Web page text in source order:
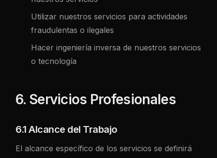
Utilizar nuestros servicios para actividades
fraudulentas o ilegales
Hacer ingeniería inversa de nuestros servicios
o tecnología
6. Servicios Profesionales
6.1 Alcance del Trabajo
El alcance específico de los servicios se definirá